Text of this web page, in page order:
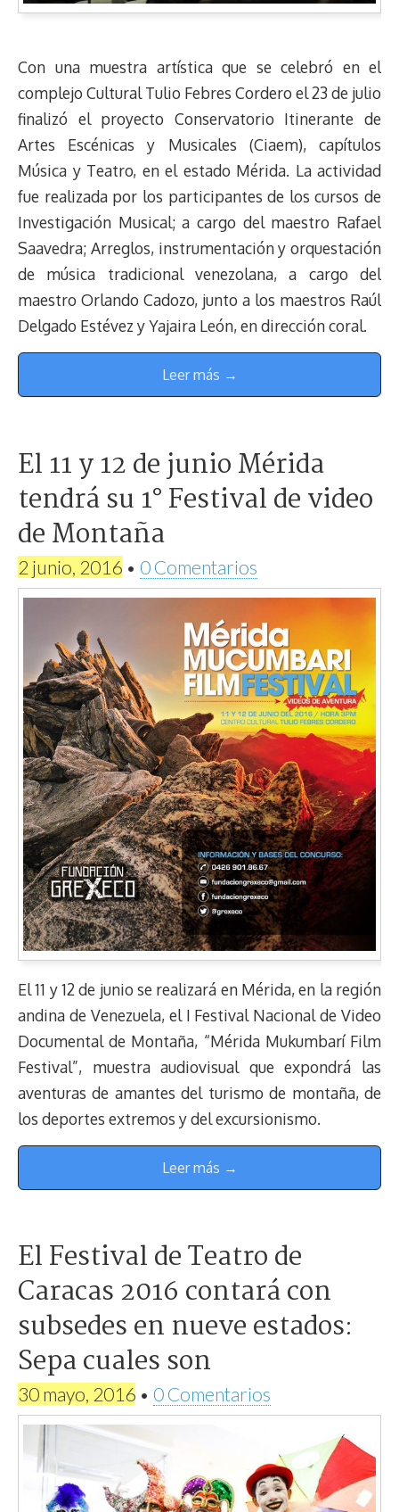
Con una muestra artística que se celebró en el
complejo Cultural Tulio Febres Cordero el 23 de julio
finalizó el proyecto Conservatorio Itinerante de
Artes Escénicas y Musicales (Ciaem), capítulos
Música y Teatro, en el estado Mérida. La actividad
fue realizada por los participantes de los cursos de
Investigación Musical; a cargo del maestro Rafael
Saavedra; Arreglos, instrumentación y orquestación
de música tradicional venezolana, a cargo del
maestro Orlando Cadozo, junto a los maestros Raúl
Delgado Estévez y Yajaira León, en dirección coral.
Leer más →
El 11 y 12 de junio Mérida
tendrá su 1° Festival de video
de Montaña
2 junio, 2016 • 0 Comentarios
El 11 y 12 de junio se realizará en Mérida, en la región
andina de Venezuela, el I Festival Nacional de Video
Documental de Montaña, “Mérida Mukumbarí Film
Festival”, muestra audiovisual que expondrá las
aventuras de amantes del turismo de montaña, de
los deportes extremos y del excursionismo.
Leer más →
El Festival de Teatro de
Caracas 2016 contará con
subsedes en nueve estados:
Sepa cuales son
30 mayo, 2016 • 0 Comentarios